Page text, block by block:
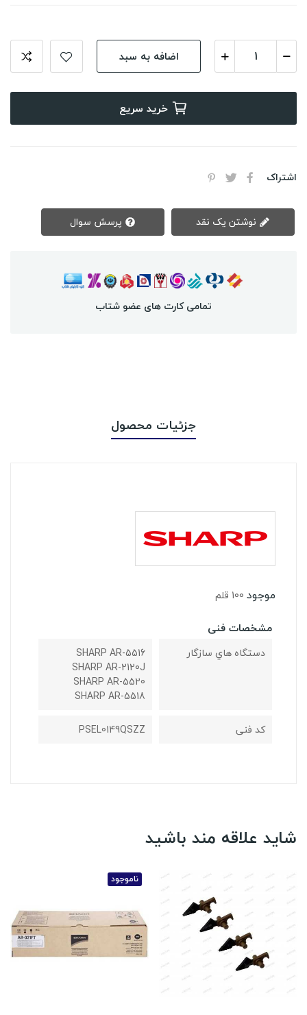
اضافه به سبد
خرید سریع
اشتراک
تمامی کارت های عضو شتاب
جزئیات محصول
موجود 100 قلم
مشخصات فنی
دستگاه هاي سازگار
SHARP AR-5516
SHARP AR-2120J
SHARP AR-5520
SHARP AR-5518
کد فنی
PSEL0149QSZZ
شاید علاقه مند باشید
ناموجود